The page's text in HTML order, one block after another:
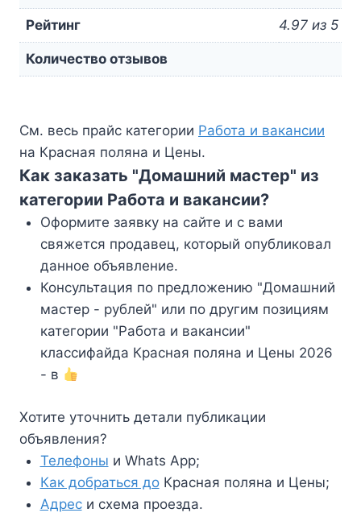
Рейтинг 4.97 из 5
Количество отзывов
См. весь прайс категории Работа и вакансии
на Красная поляна и Цены.
Как заказать "Домашний мастер" из
категории Работа и вакансии?
Оформите заявку на сайте и с вами
свяжется продавец, который опубликовал
данное объявление.
Консультация по предложению "Домашний
мастер - рублей" или по другим позициям
категории "Работа и вакансии"
классифайда Красная поляна и Цены 2026
- в
Хотите уточнить детали публикации
объявления?
Телефоны и Whats App;
Как добраться доКрасная поляна и Цены;
Адреси схема проезда.